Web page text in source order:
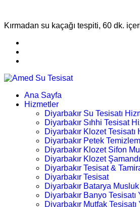
Kırmadan su kaçağı tespiti, 60 dk.
Ana Sayfa
Hizmetler
Diyarbakır Su Tesisatı
Diyarbakır Sıhhi Tesisat
Diyarbakır Klozet
Diyarbakır Petek
Diyarbakır Klozet Sifon
Diyarbakır Klozet
Diyarbakır Tesisat &
Diyarbakır Tesisat
Diyarbakır Batarya
Diyarbakır Banyo Tesisatı
Diyarbakır Mutfak